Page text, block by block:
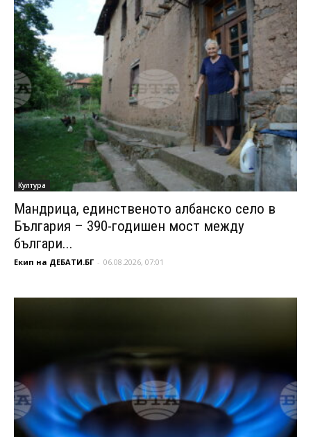
Култура
Мандрица, единственото албанско село в
България – 390-годишен мост между
българи...
Екип на ДЕБАТИ.БГ - 06.08.2026, 07:01